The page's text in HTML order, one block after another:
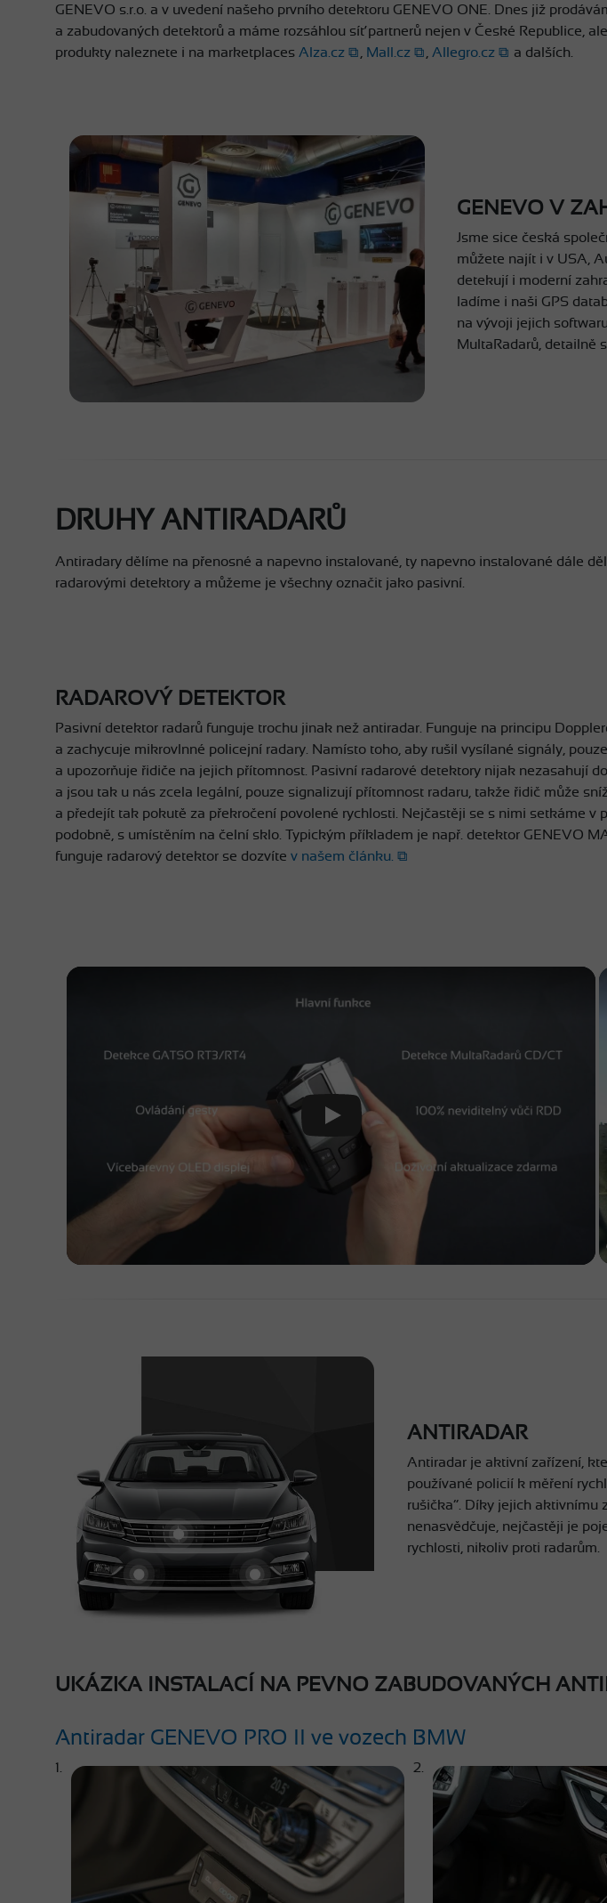
GENEVO s.r.o. a v uvedení našeho prvního detektoru GENEVO ONE. Dnes již
a zabudovaných detektorů a máme rozsáhlou síť partnerů nejen v České Republice,
produkty naleznete i na marketplaces Alza.cz , Mall.cz , Allegro.cz a dalších.
GENEVO V
Jsme sice česká
můžete najít i v USA,
detekují i moderní
ladíme i naši GPS
na vývoji jejich
MultaRadarů, detailně
DRUHY ANTIRADARŮ
Antiradary dělíme na přenosné a napevno instalované, ty napevno instalované dále
radarovými detektory a můžeme je všechny označit jako pasivní.
RADAROVÝ DETEKTOR
Pasivní detektor radarů funguje trochu jinak než antiradar. Funguje na principu
a zachycuje mikrovlnné policejní radary. Namísto toho, aby rušil vysílané signály,
a upozorňuje řidiče na jejich přítomnost. Pasivní radarové detektory nijak nezasahují
a jsou tak u nás zcela legální, pouze signalizují přítomnost radaru, takže řidič může
a předejít tak pokutě za překročení povolené rychlosti. Nejčastěji se s nimi setkáme v
podobně, s umístěním na čelní sklo. Typickým příkladem je např. detektor GENEVO
funguje radarový detektor se dozvíte v našem článku.
Play Video
ANTIRADAR
Antiradar je aktivní zařízení,
používané policií k měření
rušička”. Díky jejich aktivnímu
nenasvědčuje, nejčastěji je
rychlosti, nikoliv proti radarům.
UKÁZKA INSTALACÍ NA PEVNO ZABUDOVANÝCH
Antiradar GENEVO PRO II ve vozech BMW
1. 2.